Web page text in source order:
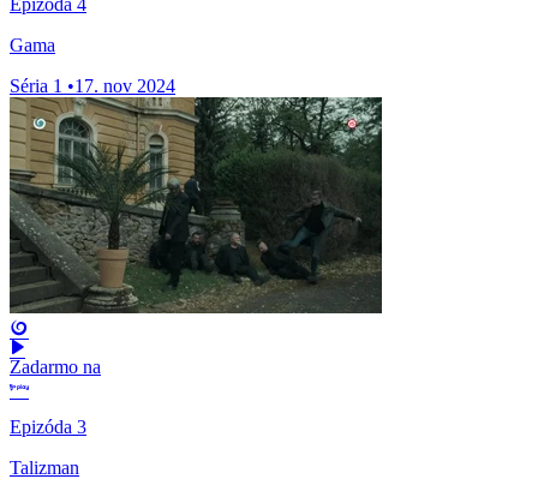
Epizóda 4
Gama
Séria 1 •17. nov 2024
Zadarmo na
Epizóda 3
Talizman